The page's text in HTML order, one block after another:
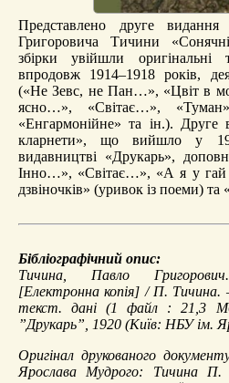
Представлено друге
Григоровича Тичини
збірки увійшли
впродовж 1914–1918 років,
(«Не Зевс, не Пан…», «Цвіт в
ясно…», «Світає…»,
«Енгармонійне» та ін.). Друге
кларнети», що вийшло у
видавництві «Друкарь»,
Інно…», «Світає…», «А я у гай
дзвіночків» (уривок із поеми) та
Бібліографічний опис:
Тичина, Павло
[Електронна копія] / П.
текст. дані (1 файл : 21,3
”Друкарь”, 1920 (Київ: НБУ ім.
Оригінал друкованого
Ярослава Мудрого: Тичина